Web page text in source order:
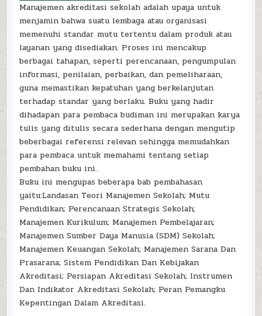
Manajemen akreditasi sekolah adalah upaya untuk
menjamin bahwa suatu lembaga atau organisasi
memenuhi standar mutu tertentu dalam produk atau
layanan yang disediakan. Proses ini mencakup
berbagai tahapan, seperti perencanaan, pengumpulan
informasi, penilaian, perbaikan, dan pemeliharaan,
guna memastikan kepatuhan yang berkelanjutan
terhadap standar yang berlaku. Buku yang hadir
dihadapan para pembaca budiman ini merupakan karya
tulis yang ditulis secara sederhana dengan mengutip
beberbagai referensi relevan sehingga memudahkan
para pembaca untuk memahami tentang setiap
pembahan buku ini.
Buku ini mengupas beberapa bab pembahasan
yaitu:Landasan Teori Manajemen Sekolah; Mutu
Pendidikan; Perencanaan Strategis Sekolah;
Manajemen Kurikulum; Manajemen Pembelajaran;
Manajemen Sumber Daya Manusia (SDM) Sekolah;
Manajemen Keuangan Sekolah; Manajemen Sarana Dan
Prasarana; Sistem Pendidikan Dan Kebijakan
Akreditasi; Persiapan Akreditasi Sekolah; Instrumen
Dan Indikator Akreditasi Sekolah; Peran Pemangku
Kepentingan Dalam Akreditasi.